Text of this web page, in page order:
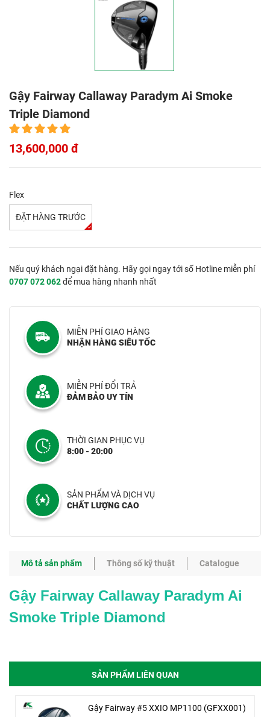
Gậy Fairway Callaway Paradym Ai Smoke
Triple Diamond
13,600,000 đ
Flex
ĐẶT HÀNG TRƯỚC
Nếu quý khách ngại đặt hàng. Hãy gọi ngay tới số Hotline miễn phí
0707 072 062để mua hàng nhanh nhất
MIỄN PHÍ GIAO HÀNG
NHẬN HÀNG SIÊU TỐC
MIỄN PHÍ ĐỔI TRẢ
ĐẢM BẢO UY TÍN
THỜI GIAN PHỤC VỤ
8:00 - 20:00
SẢN PHẨM VÀ DỊCH VỤ
CHẤT LƯỢNG CAO
Mô tả sản phẩm Thông số kỹ thuật Catalogue
Gậy Fairway Callaway Paradym Ai
Smoke Triple Diamond
SẢN PHẨM LIÊN QUAN
Gậy Fairway #5 XXIO MP1100 (GFXX001)